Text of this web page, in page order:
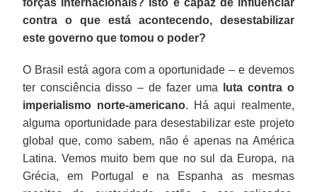
contra o que está acontecendo, desestabilizar
este governo que tomou o poder?
O Brasil está agora com a oportunidade – e devemos
ter consciência disso – de fazer uma
luta contra o
imperialismo norte-americano. Há aqui realmente,
alguma oportunidade para desestabilizar este projeto
global que, como sabem, não é apenas na América
Latina. Vemos muito bem que no sul da Europa, na
Grécia, em Portugal e na Espanha as mesmas